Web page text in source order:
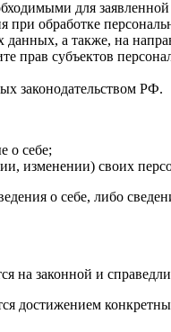
для
при обработке
данных, а также, на
прав субъектов
законодательством РФ.
о себе;
изменении) своих
о себе, либо
на законной и
достижением